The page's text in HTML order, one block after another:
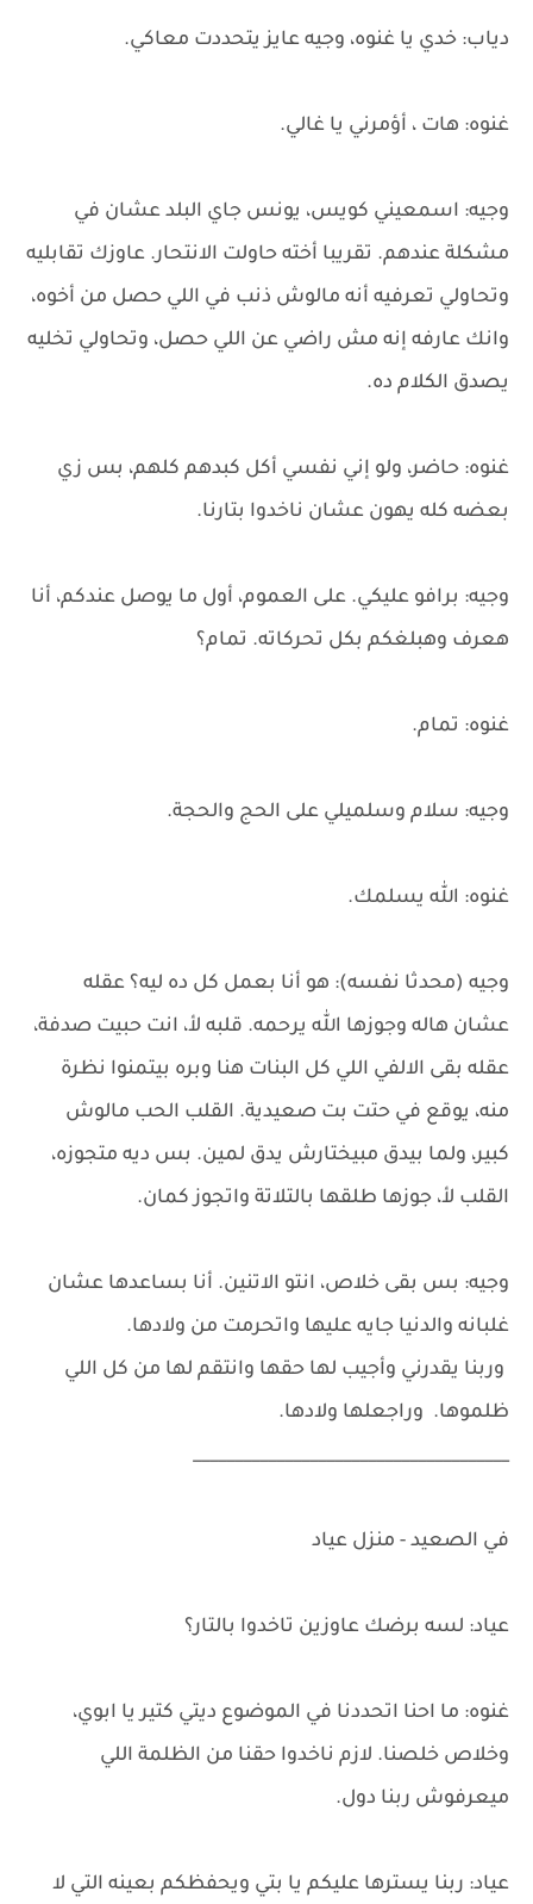
دياب: خدي يا غنوه، وجيه عايز يتحددت معاكي.
غنوه: هات ، أؤمرني يا غالي.
وجيه: اسمعيني كويس، يونس جاي البلد عشان في
مشكلة عندهم. تقريبا أخته حاولت الانتحار. عاوزك تقابليه
وتحاولي تعرفيه أنه مالوش ذنب في اللي حصل من أخوه،
وانك عارفه إنه مش راضي عن اللي حصل، وتحاولي تخليه
يصدق الكلام ده.
غنوه: حاضر، ولو إني نفسي أكل كبدهم كلهم، بس زي
بعضه كله يهون عشان ناخدوا بتارنا.
وجيه: برافو عليكي. على العموم، أول ما يوصل عندكم، أنا
هعرف وهبلغكم بكل تحركاته. تمام؟
غنوه: تمام.
وجيه: سلام وسلميلي على الحج والحجة.
غنوه: الله يسلمك.
وجيه (محدثا نفسه): هو أنا بعمل كل ده ليه؟ عقله
عشان هاله وجوزها الله يرحمه. قلبه لأ، انت حبيت صدفة،
عقله بقى الالفي اللي كل البنات هنا وبره بيتمنوا نظرة
منه، يوقع في حتت بت صعيدية. القلب الحب مالوش
كبير، ولما بيدق مبيختارش يدق لمين. بس ديه متجوزه،
القلب لأ، جوزها طلقها بالتلاتة واتجوز كمان.
وجيه: بس بقى خلاص، انتو الاتنين. أنا بساعدها عشان
غلبانه والدنيا جايه عليها واتحرمت من ولادها.
وربنا يقدرني وأجيب لها حقها وانتقم لها من كل اللي
ظلموها. وراجعلها ولادها.
______________________________________
في الصعيد - منزل عياد
عياد: لسه برضك عاوزين تاخدوا بالتار؟
غنوه: ما احنا اتحددنا في الموضوع ديتي كتير يا ابوي،
وخلاص خلصنا. لازم ناخدوا حقنا من الظلمة اللي
ميعرفوش ربنا دول.
عياد: ربنا يسترها عليكم يا بتي ويحفظكم بعينه التي لا